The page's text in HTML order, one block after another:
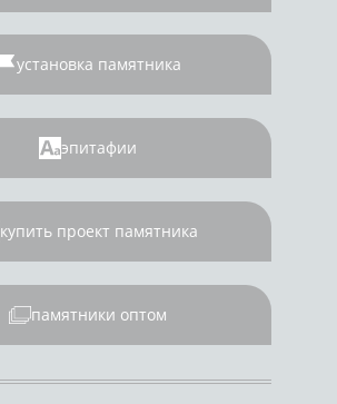
установка памятника
эпитафии
купить проект памятника
памятники оптом